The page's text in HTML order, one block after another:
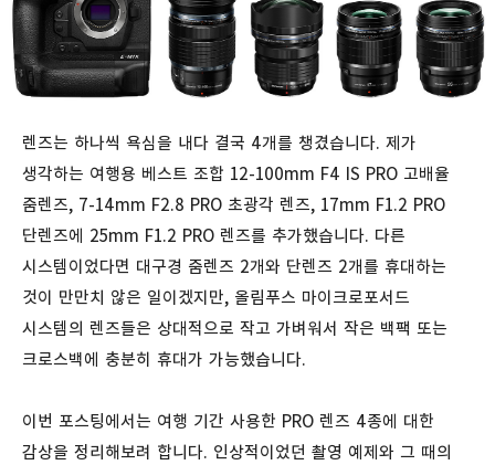
렌즈는 하나씩 욕심을 내다 결국 4개를 챙겼습니다. 제가
생각하는 여행용 베스트 조합 12-100mm F4 IS PRO 고배율
줌렌즈, 7-14mm F2.8 PRO 초광각 렌즈, 17mm F1.2 PRO
단렌즈에 25mm F1.2 PRO 렌즈를 추가했습니다. 다른
시스템이었다면 대구경 줌렌즈 2개와 단렌즈 2개를 휴대하는
것이 만만치 않은 일이겠지만, 올림푸스 마이크로포서드
시스템의 렌즈들은 상대적으로 작고 가벼워서 작은 백팩 또는
크로스백에 충분히 휴대가 가능했습니다.
이번 포스팅에서는 여행 기간 사용한 PRO 렌즈 4종에 대한
감상을 정리해보려 합니다. 인상적이었던 촬영 예제와 그 때의